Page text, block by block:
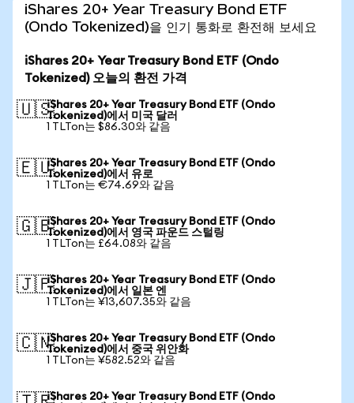
iShares 20+ Year Treasury Bond ETF
(Ondo Tokenized)을 인기 통화로 환전해 보세요
iShares 20+ Year Treasury Bond ETF (Ondo
Tokenized) 오늘의 환전 가격
🇺🇸iShares 20+ Year Treasury Bond ETF (Ondo
Tokenized)에서 미국 달러
1 TLTon는 $86.30와 같음
🇪🇺iShares 20+ Year Treasury Bond ETF (Ondo
Tokenized)에서 유로
1 TLTon는 €74.69와 같음
🇬🇧iShares 20+ Year Treasury Bond ETF (Ondo
Tokenized)에서 영국 파운드 스털링
1 TLTon는 £64.08와 같음
🇯🇵iShares 20+ Year Treasury Bond ETF (Ondo
Tokenized)에서 일본 엔
1 TLTon는 ¥13,607.35와 같음
🇨🇳iShares 20+ Year Treasury Bond ETF (Ondo
Tokenized)에서 중국 위안화
1 TLTon는 ¥582.52와 같음
iShares 20+ Year Treasury Bond ETF (Ondo